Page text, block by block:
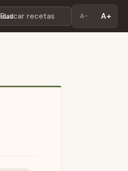
recetas A- A+